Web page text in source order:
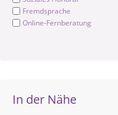
Fremdsprache
Online-Fernberatung
In der Nähe